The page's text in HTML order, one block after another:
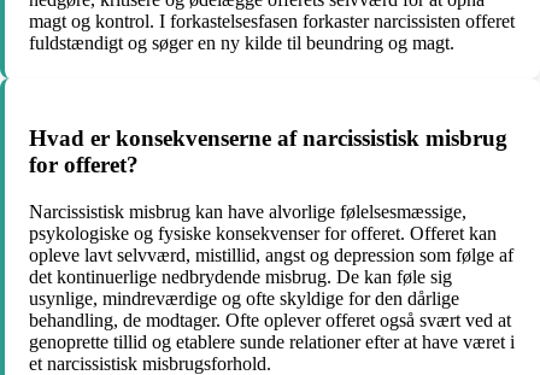
magt og kontrol. I forkastelsesfasen forkaster narcissisten offeret
fuldstændigt og søger en ny kilde til beundring og magt.
Hvad er konsekvenserne af narcissistisk misbrug
for offeret?
Narcissistisk misbrug kan have alvorlige følelsesmæssige,
psykologiske og fysiske konsekvenser for offeret. Offeret kan
opleve lavt selvværd, mistillid, angst og depression som følge af
det kontinuerlige nedbrydende misbrug. De kan føle sig
usynlige, mindreværdige og ofte skyldige for den dårlige
behandling, de modtager. Ofte oplever offeret også svært ved at
genoprette tillid og etablere sunde relationer efter at have været i
et narcissistisk misbrugsforhold.